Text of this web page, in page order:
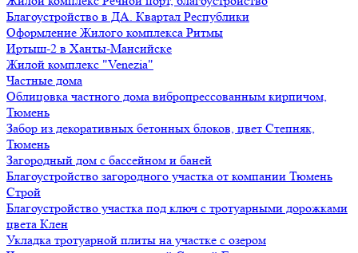
Благоустройство в ДА. Квартал Республики
Оформление Жилого комплекса Ритмы
Иртыш-2 в Ханты-Мансийске
Жилой комплекс "Venezia"
Частные дома
Облицовка частного дома вибропрессованным кирпичом,
Тюмень
Забор из декоративных бетонных блоков, цвет Степняк,
Тюмень
Загородный дом с бассейном и баней
Благоустройство загородного участка от компании Тюмень
Строй
Благоустройство участка под ключ с тротуарными дорожками
цвета Клен
Укладка тротуарной плиты на участке с озером